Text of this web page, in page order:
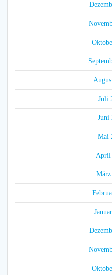
Juli
Juni
Mai
April
März